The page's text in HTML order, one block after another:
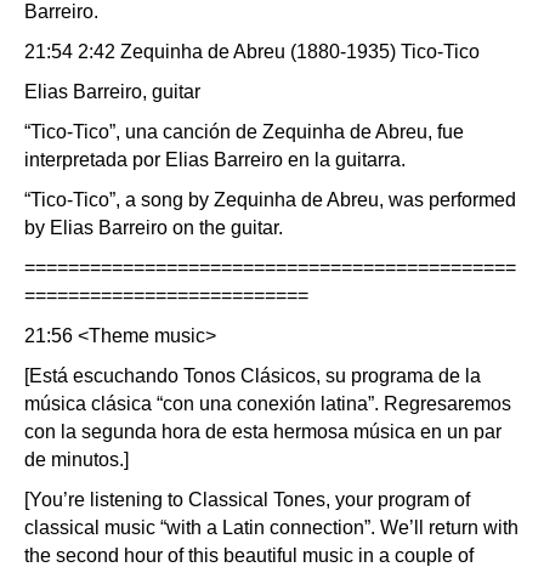
Barreiro.
21:54 2:42 Zequinha de Abreu (1880-1935) Tico-Tico
Elias Barreiro, guitar
“Tico-Tico”, una canción de Zequinha de Abreu, fue
interpretada por Elias Barreiro en la guitarra.
“Tico-Tico”, a song by Zequinha de Abreu, was performed
by Elias Barreiro on the guitar.
=============================================
==========================
21:56 <Theme music>
[Está escuchando Tonos Clásicos, su programa de la
música clásica “con una conexión latina”. Regresaremos
con la segunda hora de esta hermosa música en un par
de minutos.]
[You’re listening to Classical Tones, your program of
classical music “with a Latin connection”. We’ll return with
the second hour of this beautiful music in a couple of